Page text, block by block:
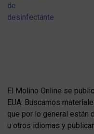
El Molino Online se
EUA. Buscamos
que por lo general están
u otros idiomas y